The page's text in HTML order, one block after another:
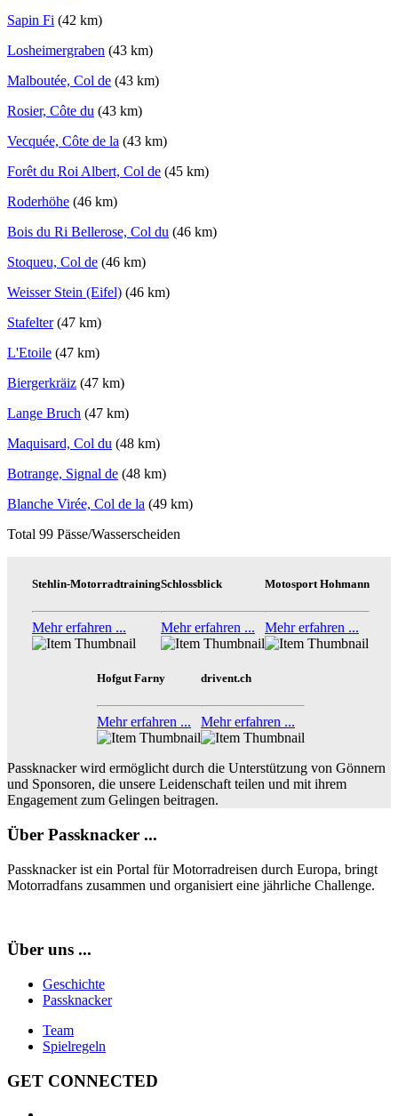
Sapin Fi (42 km)
Losheimergraben (43 km)
Malboutée, Col de (43 km)
Rosier, Côte du (43 km)
Vecquée, Côte de la (43 km)
Forêt du Roi Albert, Col de (45 km)
Roderhöhe (46 km)
Bois du Ri Bellerose, Col du (46 km)
Stoqueu, Col de (46 km)
Weisser Stein (Eifel) (46 km)
Stafelter(47 km)
L'Etoile (47 km)
Biergerkräiz (47 km)
Lange Bruch (47 km)
Maquisard, Col du (48 km)
Botrange, Signal de (48 km)
Blanche Virée, Col de la (49 km)
Total 99 Pässe/Wasserscheiden
Stehlin-Motorradtraining
Mehr erfahren ...
Schlossblick
Mehr erfahren ...
Motosport Hohmann
Mehr erfahren ...
Hofgut Farny
Mehr erfahren ...
drivent.ch
Mehr erfahren ...
Passknacker wird ermöglicht durch die Unterstützung von Gönnern
und Sponsoren, die unsere Leidenschaft teilen und mit ihrem
Engagement zum Gelingen beitragen.
Über Passknacker ...
Passknacker ist ein Portal für Motorradreisen durch Europa, bringt
Motorradfans zusammen und organisiert eine jährliche Challenge.
Über uns ...
Geschichte
Passknacker
Team
Spielregeln
GET CONNECTED